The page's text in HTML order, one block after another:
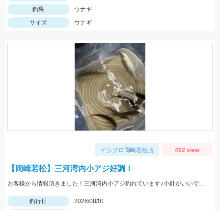
釣果
ウナギ
サイズ
ウナギ
イシグロ岡崎若松店 402 view
【岡崎若松】三河湾内小アジ好調！
お客様から情報頂きました！三河湾内小アジ釣れています♪小針がいいですよ！針のサイズは3～4号がいいです！
釣行日
2026/08/01